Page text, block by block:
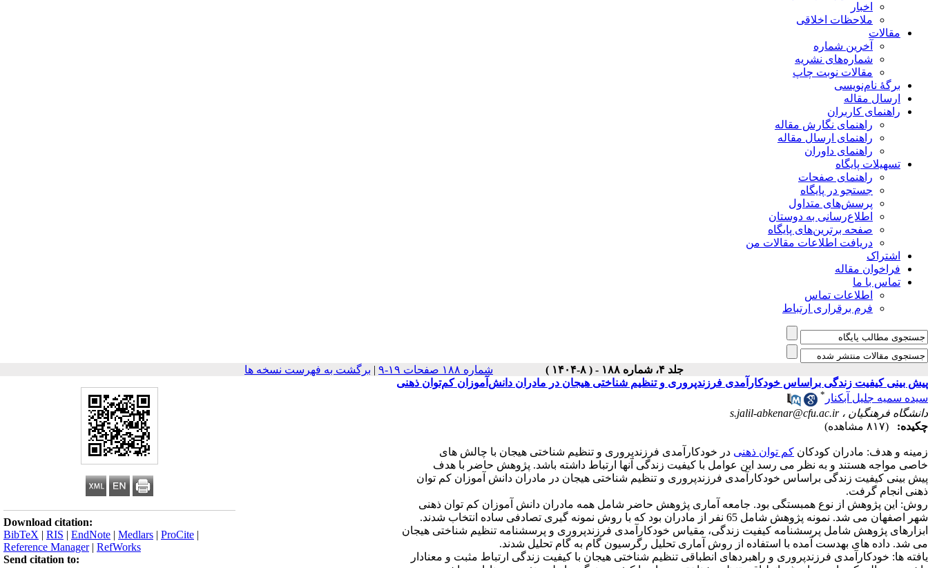
اخبار
ملاحظات اخلاقی
مقالات
آخرین شماره
شماره‌های نشریه
مقالات نوبت چاپ
برگۀ نام‌نویسی
ارسال مقاله
راهنمای کاربران
راهنمای نگارش مقاله
راهنمای ارسال مقاله
راهنمای داوران
تسهیلات پایگاه
راهنمای صفحات
جستجو در پایگاه
پرسش‌های متداول
اطلاع‌رسانی به دوستان
صفحه برترین‌های پایگاه
دریافت اطلاعات مقالات من
اشتراک
فراخوان مقاله
تماس با ما
اطلاعات تماس
فرم برقراری ارتباط
جلد ۴، شماره ۱۸۸ - ( ۸-۱۴۰۴ ) شماره ۱۸۸ صفحات ۱۹-۹ | برگشت به فهرست نسخه ها
Download citation:
BibTeX | RIS | EndNote | Medlars | ProCite |
Reference Manager| RefWorks
Send citation to:
پیش بینی کیفیت زندگی براساس خودکارآمدی فرزندپروری و تنظیم شناختی هیجان در مادران دانش‌آموزان کم‌توان ذهنی
سیده سمیه جلیل آبکنار *
دانشگاه فرهنگیان ،s.jalil-abkenar@cfu.ac.ir
چکیده:
(۸۱۷ مشاهده)
زمینه و هدف: مادران کودکان کم توان ذهنی در خودکارآمدی فرزندپروری و تنظیم شناختی هیجان با چالش های
خاصی مواجه هستند و به نظر می رسد این عوامل با کیفیت زندگی آنها ارتباط داشته باشد. پژوهش حاضر با هدف
پیش بینی کیفیت زندگی براساس خودکارآمدی فرزندپروری و تنظیم شناختی هیجان در مادران دانش آموزان کم توان
ذهنی انجام گرفت.
روش: این پژوهش از نوع همبستگی بود. جامعه آماری پژوهش حاضر شامل همه مادران دانش آموزان کم توان ذهنی
شهر اصفهان می شد. نمونه پژوهش شامل 65 نفر از مادران بود که با روش نمونه گیری تصادفی ساده انتخاب شدند.
ابزارهای پژوهش شامل پرسشنامه کیفیت زندگی، مقیاس خودکارآمدی فرزندپروری و پرسشنامه تنظیم شناختی هیجان
می شد. داده های بهدست آمده با استفاده از روش آماری تحلیل رگرسیون گام به گام تحلیل شدند.
یافته ها: خودکارآمدی فرزندپروری و راهبردهای انطباقی تنظیم شناختی هیجان با کیفیت زندگی ارتباط مثبت و معنادار